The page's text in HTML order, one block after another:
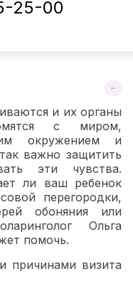
25-00
и их органы
с миром,
окружением и
важно защитить
эти чувства.
ли ваш ребенок
перегородки,
обоняния или
Ольга
помочь.
причинами визита